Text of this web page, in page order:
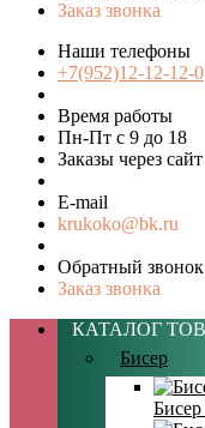
Заказ звонка
Наши телефоны
+7(952)12-12-12-0
Время работы
Пн-Пт с 9 до 18
Заказы через
E-mail
krukoko@bk.ru
Обратный звонок
Заказ звонка
КАТАЛОГ
Бисер